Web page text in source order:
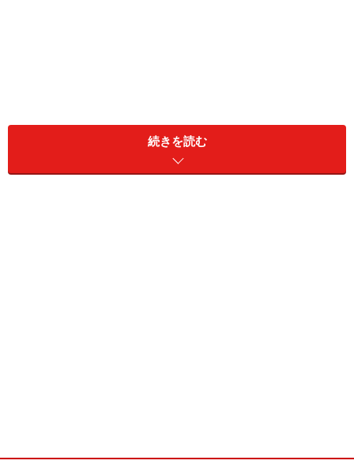
女どちらにも好みのグッズがきっと見つかります。
続きを読む